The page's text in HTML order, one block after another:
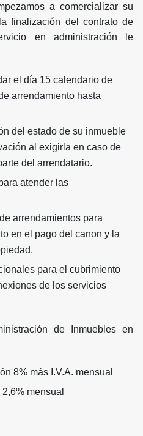
a comercializar su
finalización del contrato de
en administración le
el día 15 calendario de
arrendamiento hasta
del estado de su inmueble
al exigirla en caso de
del arrendatario.
atender las
arrendamientos para
en el pago del canon y la
para el cubrimiento
de los servicios
de Inmuebles en
8% más I.V.A. mensual
mensual